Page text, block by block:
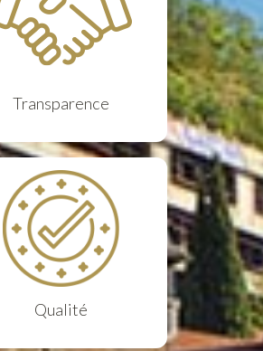
Transparence
Qualité